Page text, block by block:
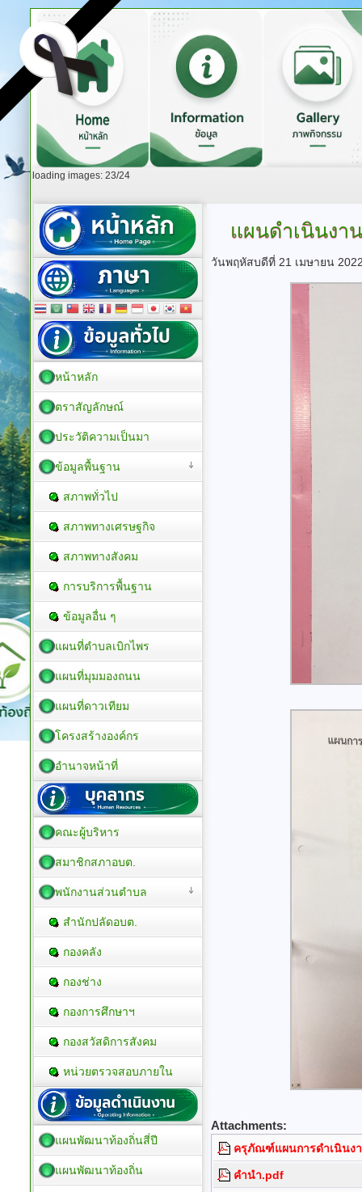
loading images: 23/24
แผนดำเนินงาน
วันพฤหัสบดีที่ 21 เมษายน
Attachments:
ครุภัณฑ์แผนการดำเนินง
คำนำ.pdf
หน้าหลัก
ตราสัญลักษณ์
ประวัติความเป็นมา
ข้อมูลพื้นฐาน
สภาพทั่วไป
สภาพทางเศรษฐกิจ
สภาพทางสังคม
การบริการพื้นฐาน
ข้อมูลอื่น ๆ
แผนที่ตำบลเบิกไพร
แผนที่มุมมองถนน
แผนที่ดาวเทียม
โครงสร้างองค์กร
อำนาจหน้าที่
คณะผู้บริหาร
สมาชิกสภาอบต.
พนักงานส่วนตำบล
สำนักปลัดอบต.
กองคลัง
กองช่าง
กองการศึกษาฯ
กองสวัสดิการสังคม
หน่วยตรวจสอบภายใน
แผนพัฒนาท้องถิ่นสี่ปี
แผนพัฒนาท้องถิ่น